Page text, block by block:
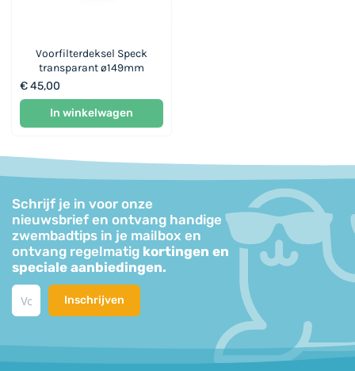
Voorfilterdeksel Speck
transparant ø149mm
€ 45,00
In winkelwagen
Schrijf je in voor onze
nieuwsbrief en ontvang handige
zwembadtips in je mailbox en
ontvang regelmatig kortingen en
speciale aanbiedingen.
Inschrijven